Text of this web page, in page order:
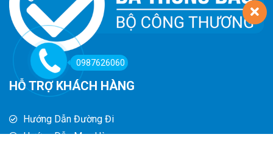
HỖ TRỢ KHÁCH HÀNG
Hướng Dẫn Đường Đi
Hướng Dẫn Mua Hàng
0987626060